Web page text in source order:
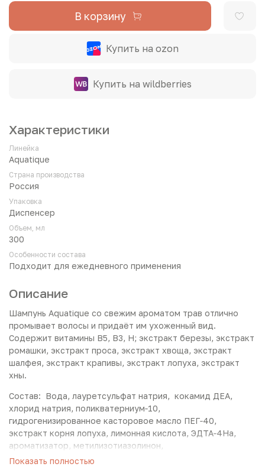
В корзину
Купить на ozon
Купить на wildberries
Характеристики
Линейка
Aquatique
Страна производства
Россия
Упаковка
Диспенсер
Объем, мл
300
Особенности состава
Подходит для ежедневного применения
Описание
Шампунь Aquatique со свежим ароматом трав отлично
промывает волосы и придаёт им ухоженный вид.
Содержит витамины В5, В3, H; экстракт березы, экстракт
ромашки, экстракт проса, экстракт хвоща, экстракт
шалфея, экстракт крапивы, экстракт лопуха, экстракт
хны.
Состав: Вода, лауретсульфат натрия, кокамид ДЕА,
хлорид натрия, поликватерниум‑10,
гидрогенизированное касторовое масло ПЕГ‑40,
экстракт корня лопуха, лимонная кислота, ЭДТА‑4Нa,
ароматизатор, метилизотиазолинон,
метилхлоризотиазолинон.
Показать полностью